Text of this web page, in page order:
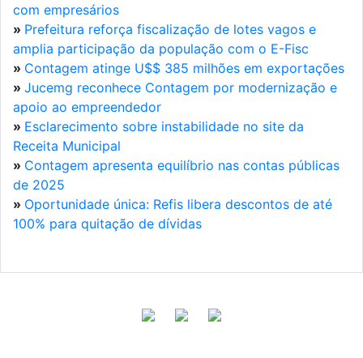
com empresários
» Prefeitura reforça fiscalização de lotes vagos e
amplia participação da população com o E-Fisc
» Contagem atinge U$$ 385 milhões em exportações
» Jucemg reconhece Contagem por modernização e
apoio ao empreendedor
» Esclarecimento sobre instabilidade no site da
Receita Municipal
» Contagem apresenta equilíbrio nas contas públicas
de 2025
» Oportunidade única: Refis libera descontos de até
100% para quitação de dívidas